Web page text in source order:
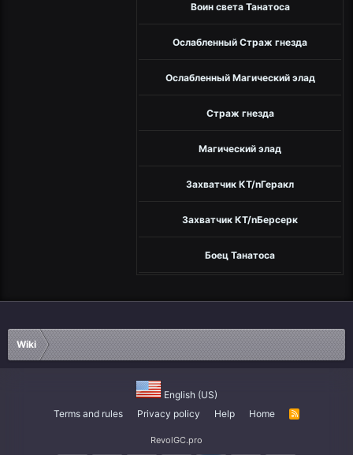
Воин света Танатоса
Ослабленный Страж гнезда
Ослабленный Магический элад
Страж гнезда
Магический элад
Захватчик КТ/nГеракл
Захватчик КТ/nБерсерк
Боец Танатоса
Wiki
English (US)
Terms and rules
Privacy policy Help Home
R
RevolGC.pro